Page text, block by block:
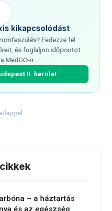
kikapcsolódást
Fedezze fel
és foglaljon időpontot
MedGO-n.
II. kerület
– a háztartás